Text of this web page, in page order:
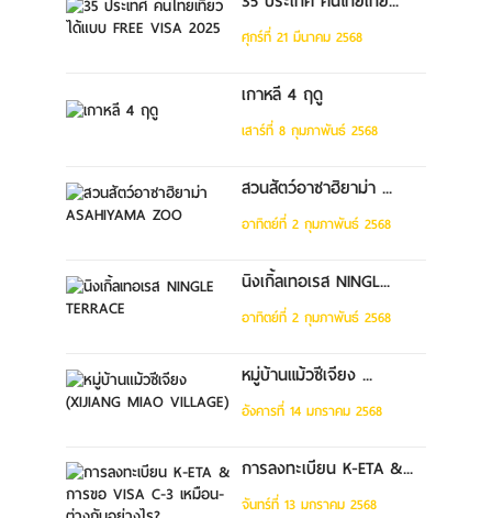
ศุกร์ที่ 21 มีนาคม 2568
เกาหลี 4 ฤดู
เสาร์ที่ 8 กุมภาพันธ์ 2568
สวนสัตว์อาซาฮิยาม่า ...
อาทิตย์ที่ 2 กุมภาพันธ์ 2568
นิงเกิ้ลเทอเรส NINGL...
อาทิตย์ที่ 2 กุมภาพันธ์ 2568
หมู่บ้านแม้วซีเจียง ...
อังคารที่ 14 มกราคม 2568
การลงทะเบียน K-ETA &...
จันทร์ที่ 13 มกราคม 2568